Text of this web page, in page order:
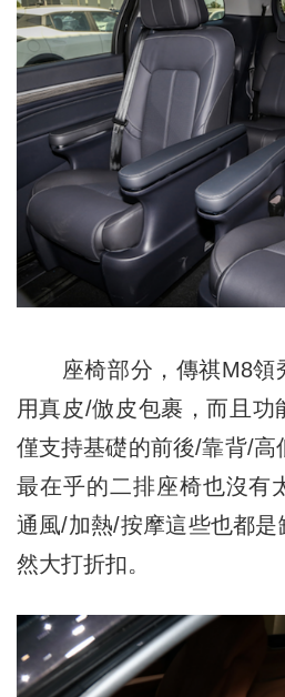
座椅部分，傳祺M8領
用真皮/倣皮包裹，而且功
僅支持基礎的前後/靠背/高
最在乎的二排座椅也沒有
通風/加熱/按摩這些也都是
然大打折扣。